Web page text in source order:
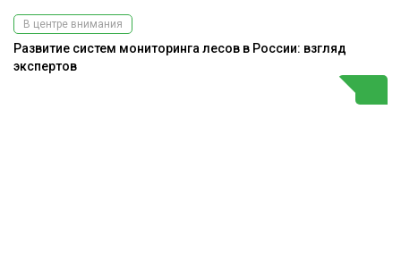
В центре внимания
Развитие систем мониторинга лесов в России: взгляд
экспертов